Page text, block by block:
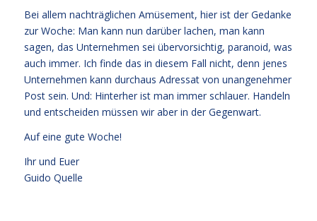
Bei allem nachträglichen Amüsement, hier ist der Gedanke
zur Woche: Man kann nun darüber lachen, man kann
sagen, das Unternehmen sei übervorsichtig, paranoid, was
auch immer. Ich finde das in diesem Fall nicht, denn jenes
Unternehmen kann durchaus Adressat von unangenehmer
Post sein. Und: Hinterher ist man immer schlauer. Handeln
und entscheiden müssen wir aber in der Gegenwart.
Auf eine gute Woche!
Ihr und Euer
Guido Quelle